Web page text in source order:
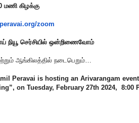
மணி கிழக்கு
zoom
நியூ செர்சியில் ஒன்றிணைவோம்
ஆங்கிலத்தில் நடைபெறும்…
Peravai is hosting an Arivarangam
on Tuesday, February 27th 2024, 8:00